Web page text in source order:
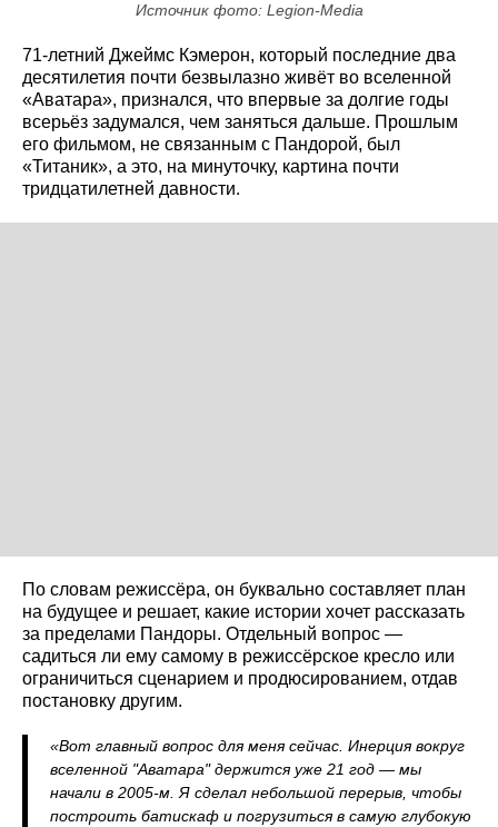
Источник фото: Legion-Media
71-летний Джеймс Кэмерон, который последние два
десятилетия почти безвылазно живёт во вселенной
«Аватара», признался, что впервые за долгие годы
всерьёз задумался, чем заняться дальше. Прошлым
его фильмом, не связанным с Пандорой, был
«Титаник», а это, на минуточку, картина почти
тридцатилетней давности.
По словам режиссёра, он буквально составляет план
на будущее и решает, какие истории хочет рассказать
за пределами Пандоры. Отдельный вопрос —
садиться ли ему самому в режиссёрское кресло или
ограничиться сценарием и продюсированием, отдав
постановку другим.
«Вот главный вопрос для меня сейчас. Инерция вокруг
вселенной "Аватара" держится уже 21 год — мы
начали в 2005-м. Я сделал небольшой перерыв, чтобы
построить батискаф и погрузиться в самую глубокую